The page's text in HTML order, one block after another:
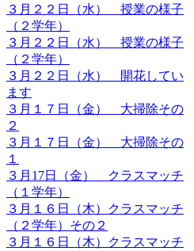
３月２２日（水） 授業の様子
（２学年）
３月２２日（水） 授業の様子
（２学年）
３月２２日（水） 開花してい
ます
３月１７日（金） 大掃除その
２
３月１７日（金） 大掃除その
１
３月17日（金） クラスマッチ
（１学年）
３月１６日（木）クラスマッチ
（２学年）その２
３月１６日（木）クラスマッチ